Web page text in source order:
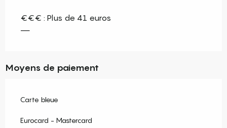
€€€ : Plus de 41 euros
—
Moyens de paiement
Carte bleue
Eurocard - Mastercard